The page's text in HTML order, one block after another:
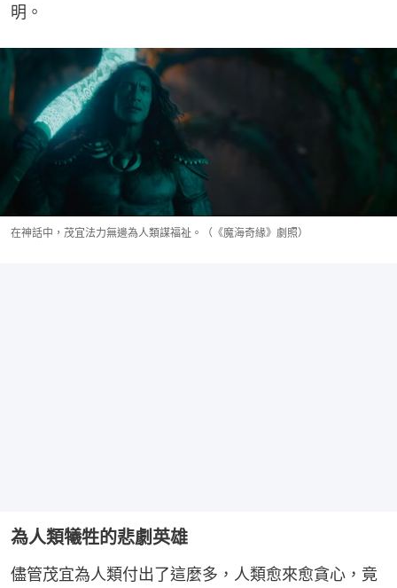
明。
在神話中，茂宜法力無邊為人類謀福祉。（《魔海奇緣》劇照）
為人類犧牲的悲劇英雄
儘管茂宜為人類付出了這麼多，人類愈來愈貪心，竟